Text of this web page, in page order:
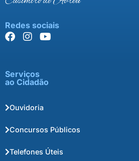
Redes sociais
Serviços
ao Cidadão
Ouvidoria
Concursos Públicos
Telefones Úteis